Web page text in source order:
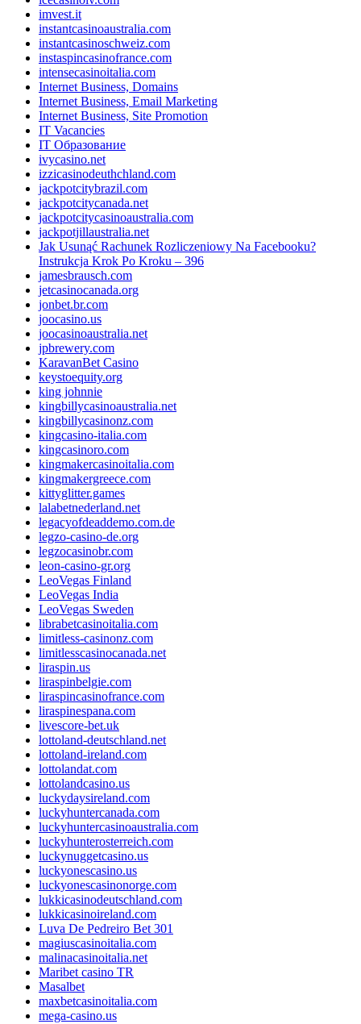
imvest.it
instantcasinoaustralia.com
instantcasinoschweiz.com
instaspincasinofrance.com
intensecasinoitalia.com
Internet Business, Domains
Internet Business, Email Marketing
Internet Business, Site Promotion
IT Vacancies
IT Образование
ivycasino.net
izzicasinodeuthchland.com
jackpotcitybrazil.com
jackpotcitycanada.net
jackpotcitycasinoaustralia.com
jackpotjillaustralia.net
Jak Usunąć Rachunek Rozliczeniowy Na Facebooku?
Instrukcja Krok Po Kroku – 396
jamesbrausch.com
jetcasinocanada.org
jonbet.br.com
joocasino.us
joocasinoaustralia.net
jpbrewery.com
KaravanBet Casino
keystoequity.org
king johnnie
kingbillycasinoaustralia.net
kingbillycasinonz.com
kingcasino-italia.com
kingcasinoro.com
kingmakercasinoitalia.com
kingmakergreece.com
kittyglitter.games
lalabetnederland.net
legacyofdeaddemo.com.de
legzo-casino-de.org
legzocasinobr.com
leon-casino-gr.org
LeoVegas Finland
LeoVegas India
LeoVegas Sweden
librabetcasinoitalia.com
limitless-casinonz.com
limitlesscasinocanada.net
liraspin.us
liraspinbelgie.com
liraspincasinofrance.com
liraspinespana.com
livescore-bet.uk
lottoland-deutschland.net
lottoland-ireland.com
lottolandat.com
lottolandcasino.us
luckydaysireland.com
luckyhuntercanada.com
luckyhuntercasinoaustralia.com
luckyhunterosterreich.com
luckynuggetcasino.us
luckyonescasino.us
luckyonescasinonorge.com
lukkicasinodeutschland.com
lukkicasinoireland.com
Luva De Pedreiro Bet 301
magiuscasinoitalia.com
malinacasinoitalia.net
Maribet casino TR
Masalbet
maxbetcasinoitalia.com
mega-casino.us